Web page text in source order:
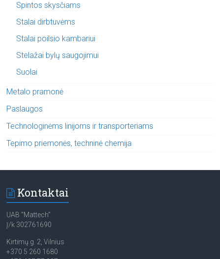
Spintos skysčiams
Stalai dirbtuvėms
Stalai poilsio kambariui
Stelažai bylų saugojimui
Suolai
Metalo pramonė
Paslaugos
Technologinėms linijoms ir transporteriams
Tepimo priemonės, techninė chemija
Kontaktai
UAB "Mattech"
Į/k 302761690
Kirtimų g. 2, Vilnius
+370 5 260 1680